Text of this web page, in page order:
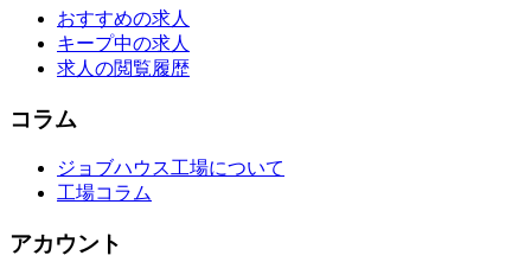
おすすめの求人
キープ中の求人
求人の閲覧履歴
コラム
ジョブハウス工場について
工場コラム
アカウント